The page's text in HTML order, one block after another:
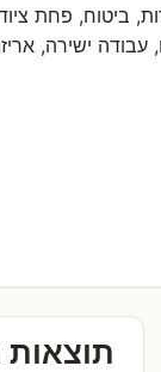
ביטוח, פחת
עבודה ישירה,